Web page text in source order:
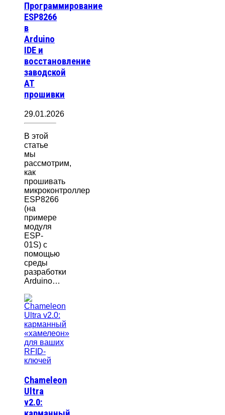
Программирование
ESP8266
в
Arduino
IDE и
восстановление
заводской
AT
прошивки
29.01.2026
В этой
статье
мы
рассмотрим,
как
прошивать
микроконтроллер
ESP8266
(на
примере
модуля
ESP-
01S) с
помощью
среды
разработки
Arduino…
Chameleon
Ultra
v2.0: